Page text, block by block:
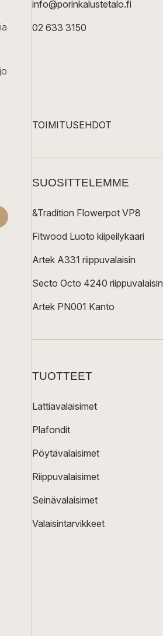
info@porinkalustetalo.fi
02 633 3150
TOIMITUSEHDOT
SUOSITTELEMME
&Tradition Flowerpot VP8
Fitwood Luoto kiipeilykaari
Artek A331 riippuvalaisin
Secto Octo 4240 riippuvalaisin
Artek PN001 Kanto
TUOTTEET
Lattiavalaisimet
Plafondit
Pöytävalaisimet
Riippuvalaisimet
Seinävalaisimet
Valaisintarvikkeet